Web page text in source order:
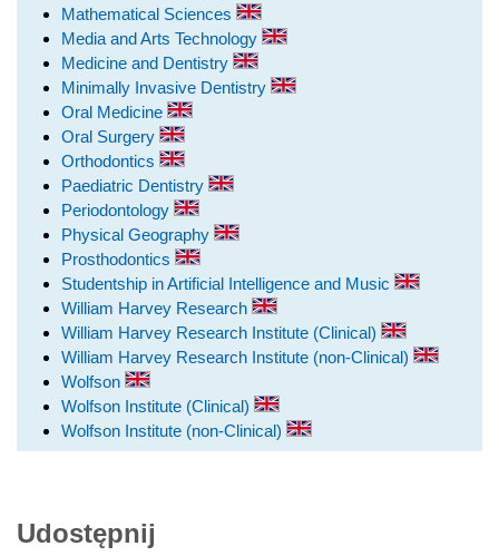
Mathematical Sciences
Media and Arts Technology
Medicine and Dentistry
Minimally Invasive Dentistry
Oral Medicine
Oral Surgery
Orthodontics
Paediatric Dentistry
Periodontology
Physical Geography
Prosthodontics
Studentship in Artificial Intelligence and Music
William Harvey Research
William Harvey Research Institute (Clinical)
William Harvey Research Institute (non-Clinical)
Wolfson
Wolfson Institute (Clinical)
Wolfson Institute (non-Clinical)
Udostępnij